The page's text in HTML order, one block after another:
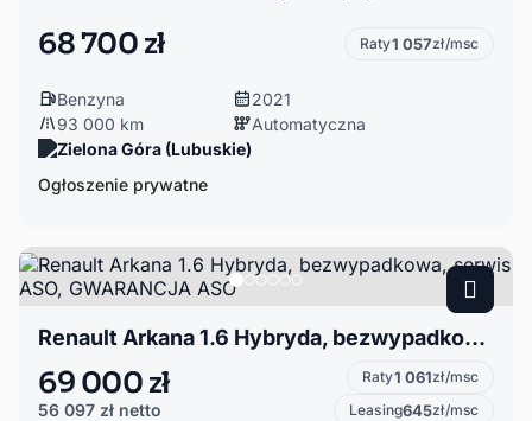
68 700 zł Raty1 057zł/msc
Benzyna
2021
93 000 km
Automatyczna
Zielona Góra (Lubuskie)
Ogłoszenie prywatne
Renault Arkana 1.6 Hybryda, bezwypadkowa, serwis ASO, GWARANCJA ASO
69 000 zł
56 097 zł netto
Raty1 061zł/msc
Leasing645zł/msc